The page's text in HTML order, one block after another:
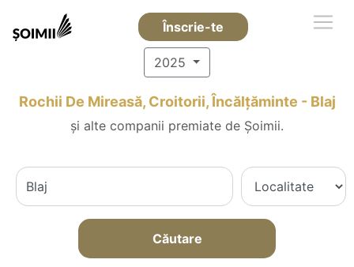
Înscrie-te
2025
Rochii De Mireasă, Croitorii, Încălțăminte - Blaj
și alte companii premiate de Șoimii.
Căutare